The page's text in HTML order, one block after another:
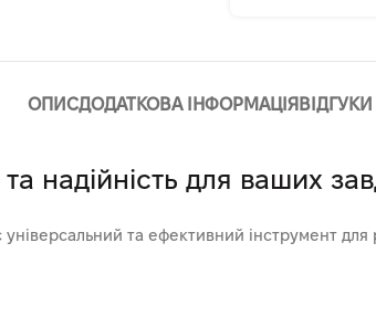
ОПИСДОДАТКОВА ІНФОРМАЦІЯ ВІДГУКИ
надійність для ваших
та ефективний інструмент